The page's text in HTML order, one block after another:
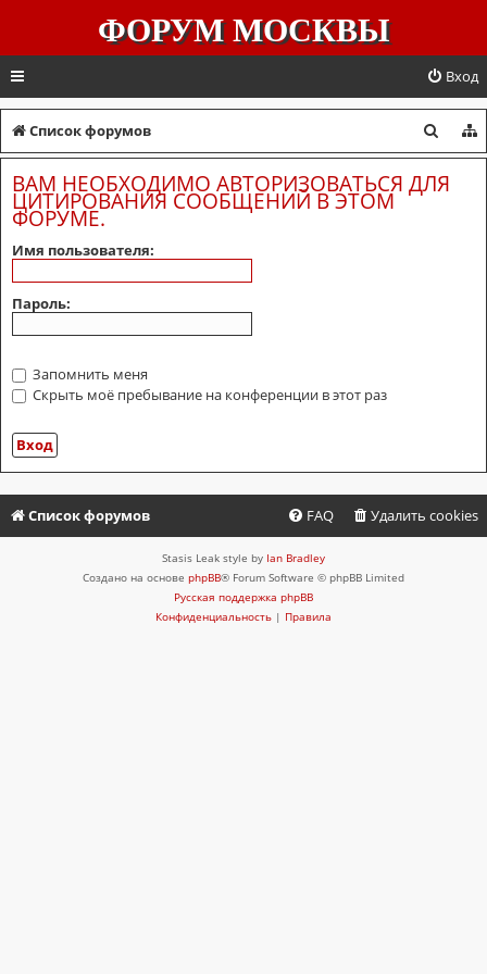
ФОРУМ МОСКВЫ
Вход
Список форумов
о
и
ВАМ НЕОБХОДИМО АВТОРИЗОВАТЬСЯ ДЛЯ
ЦИТИРОВАНИЯ СООБЩЕНИЙ В ЭТОМ
ФОРУМЕ.
Имя пользователя:
Пароль:
Запомнить меня
Скрыть моё пребывание на конференции в этот раз
Список форумов Удалить cookies
FAQ
Stasis Leak style by Ian Bradley
Создано на основе phpBB® Forum Software © phpBB Limited
Русская поддержка phpBB
Конфиденциальность | Правила